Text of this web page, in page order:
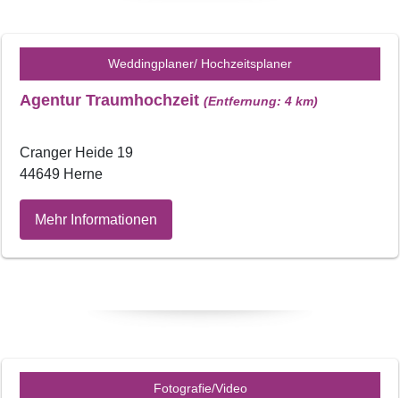
Weddingplaner/ Hochzeitsplaner
Agentur Traumhochzeit (Entfernung: 4 km)
Cranger Heide 19
44649 Herne
Mehr Informationen
Fotografie/Video